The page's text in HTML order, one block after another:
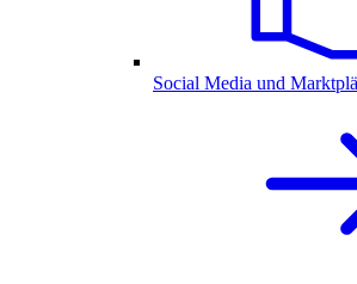
Social Media und